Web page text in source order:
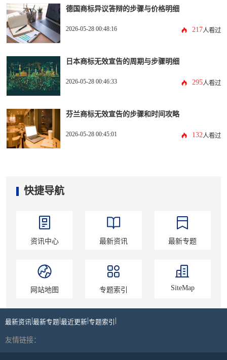
德国商标异议答辩的步骤与价格明细
2026-05-28 00:48:16 217人看过
日本商标无效宣告的周期与步骤明细
2026-05-28 00:46:33 295人看过
芬兰商标无效宣告的步骤和时间攻略
2026-05-28 00:45:01 132人看过
快捷导航
资讯中心 最新资讯 最新专题
网站地图 专题索引 SiteMap
最新资讯 最新专题 最近更新 专题索引
友情链接：